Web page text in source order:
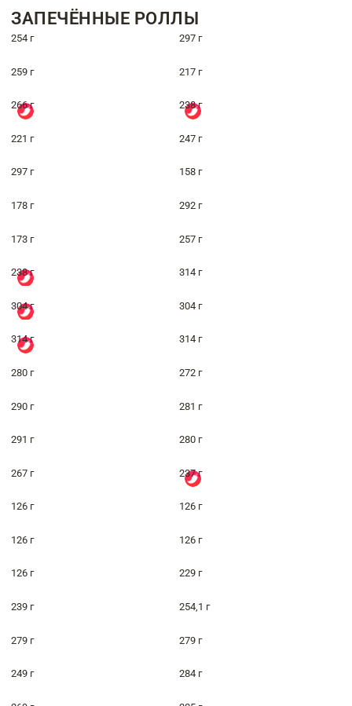
ЗАПЕЧЁННЫЕ РОЛЛЫ
254 г 297 г
259 г 217 г
266 г 238 г
221 г 247 г
297 г 158 г
178 г 292 г
173 г 257 г
238 г 314 г
304 г 304 г
314 г 314 г
280 г 272 г
290 г 281 г
291 г 280 г
267 г 237 г
126 г 126 г
126 г 126 г
126 г 229 г
239 г 254,1 г
279 г 279 г
249 г 284 г